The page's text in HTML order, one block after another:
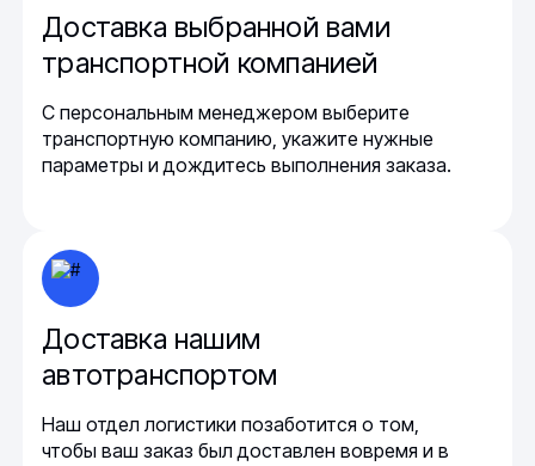
Доставка выбранной вами
транспортной компанией
С персональным менеджером выберите
транспортную компанию, укажите нужные
параметры и дождитесь выполнения заказа.
Доставка нашим
автотранспортом
Наш отдел логистики позаботится о том,
чтобы ваш заказ был доставлен вовремя и в